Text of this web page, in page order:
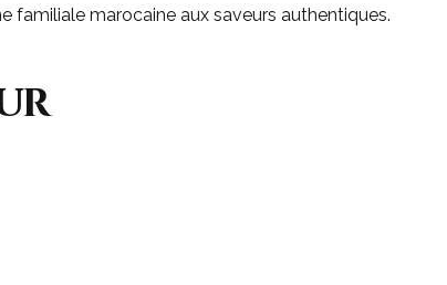
familiale marocaine aux saveurs authentiques.